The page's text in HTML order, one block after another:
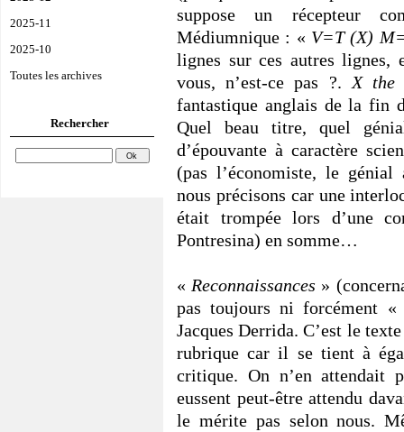
2025-11
2025-10
Toutes les archives
Rechercher
suppose un récepteur
Médiumnique : « V=T (X)
lignes sur ces autres lignes,
vous, n’est-ce pas ?. X the
fantastique anglais de la fin
Quel beau titre, quel
d’épouvante à caractère
(pas l’économiste, le génial
nous précisons car une
était trompée lors d’une
Pontresina) en somme…
« Reconnaissances »
pas toujours ni forcément
Jacques Derrida. C’est le
rubrique car il se tient à
critique. On n’en attendait
eussent peut-être attendu
le mérite pas selon nous.